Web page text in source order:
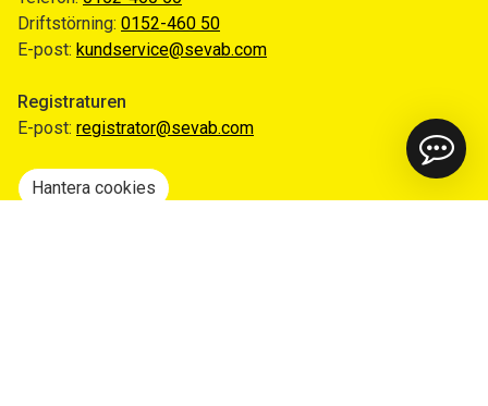
Driftstörning: 0152-460 50
E-post: kundservice@sevab.com
Registraturen
E-post: registrator@sevab.com
Hantera cookies